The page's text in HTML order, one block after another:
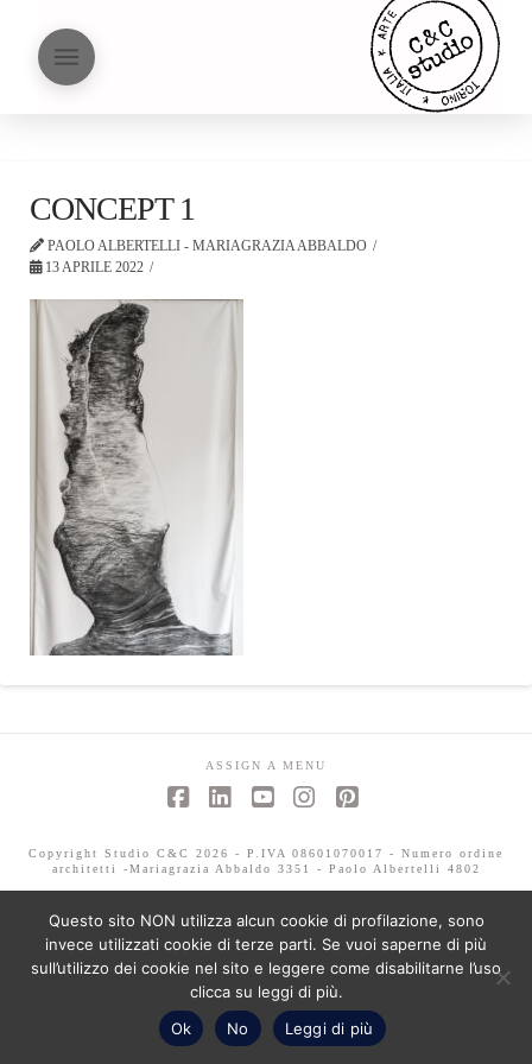
CONCEPT 1
PAOLO ALBERTELLI - MARIAGRAZIA ABBALDO
13 APRILE 2022
ASSIGN A MENU
Copyright Studio C&C 2026 - P.IVA 08601070017 - Numero ordine
architetti -Mariagrazia Abbaldo 3351 - Paolo Albertelli 4802
Questo sito NON utilizza alcun cookie di profilazione, sono
invece utilizzati cookie di terze parti. Se vuoi saperne di più
sull’utilizzo dei cookie nel sito e leggere come disabilitarne l’uso
clicca su leggi di più.
Ok
No Leggi di più